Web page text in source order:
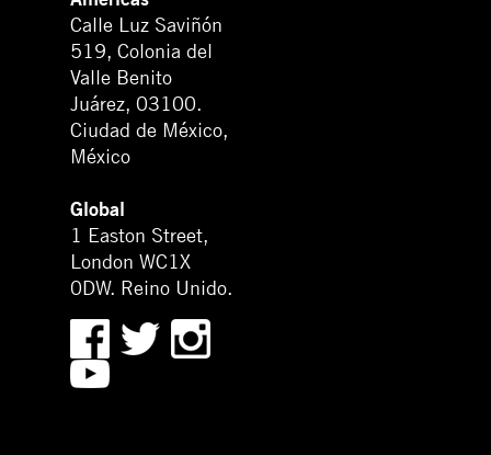
Calle Luz Saviñón
519, Colonia del
Valle Benito
Juárez, 03100.
Ciudad de México,
México
Global
1 Easton Street,
London WC1X
0DW. Reino Unido.